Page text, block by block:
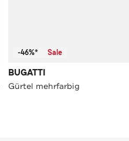
-46%* Sale
BUGATTI
Gürtel mehrfarbig